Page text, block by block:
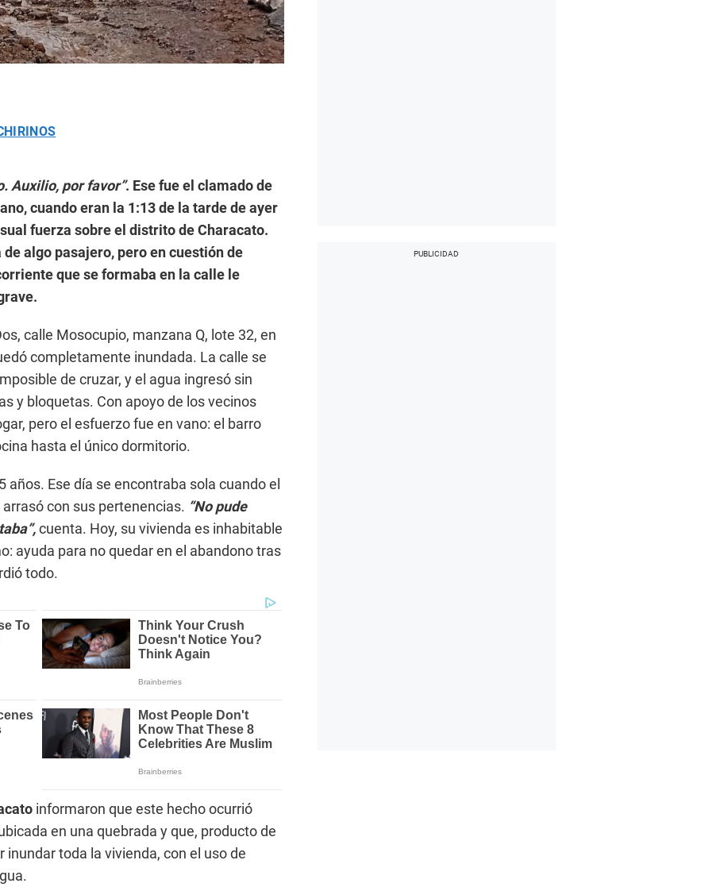
Auxilio, por favor”. Ese fue el clamado de
cuando eran la 1:13 de la tarde de ayer
fuerza sobre el distrito de Characato.
algo pasajero, pero en cuestión de
que se formaba en la calle le
calle Mosocupio, manzana Q, lote 32, en
completamente inundada. La calle se
de cruzar, y el agua ingresó sin
y bloquetas. Con apoyo de los vecinos
pero el esfuerzo fue en vano: el barro
hasta el único dormitorio.
años. Ese día se encontraba sola cuando el
con sus pertenencias. “No pude
cuenta. Hoy, su vivienda es inhabitable
ayuda para no quedar en el abandono tras
todo.
informaron que este hecho ocurrió
en una quebrada y que, producto de
inundar toda la vivienda, con el uso de